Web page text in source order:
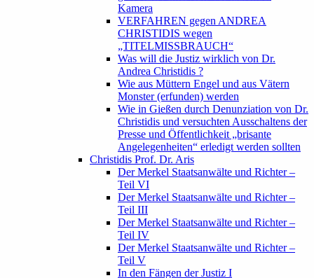
Kamera
VERFAHREN gegen ANDREA
CHRISTIDIS wegen
„TITELMISSBRAUCH“
Was will die Justiz wirklich von Dr.
Andrea Christidis ?
Wie aus Müttern Engel und aus Vätern
Monster (erfunden) werden
Wie in Gießen durch Denunziation von Dr.
Christidis und versuchten Ausschaltens der
Presse und Öffentlichkeit „brisante
Angelegenheiten“ erledigt werden sollten
Christidis Prof. Dr. Aris
Der Merkel Staatsanwälte und Richter –
Teil VI
Der Merkel Staatsanwälte und Richter –
Teil III
Der Merkel Staatsanwälte und Richter –
Teil IV
Der Merkel Staatsanwälte und Richter –
Teil V
In den Fängen der Justiz I